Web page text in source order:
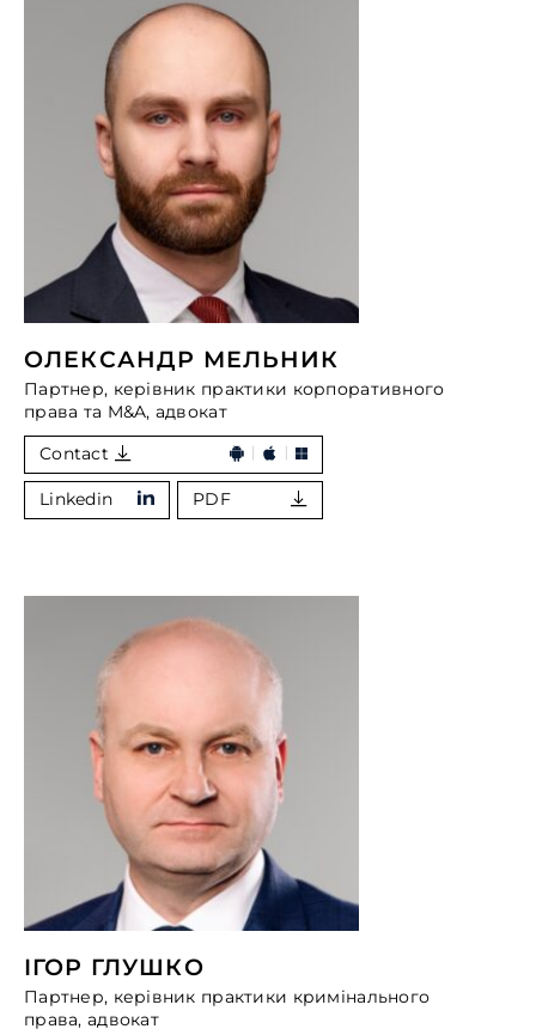
ОЛЕКСАНДР МЕЛЬНИК
Партнер, керівник практики корпоративного
права та M&A, адвокат
Contact
Linkedin PDF
ІГОР ГЛУШКО
Партнер, керівник практики кримінального
права, адвокат